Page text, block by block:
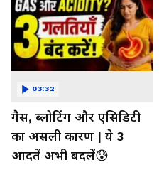
गैस, ब्लोटिंग और एसिडिटी
का असली कारण | ये 3
आदतें अभी बदलें😰
03:32